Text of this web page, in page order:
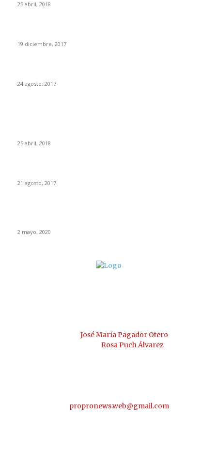
25 abril, 2018
19 diciembre, 2017
24 agosto, 2017
25 abril, 2018
21 agosto, 2017
2 mayo, 2020
José María Pagador Otero
Rosa Puch Álvarez
propronews.web@gmail.com